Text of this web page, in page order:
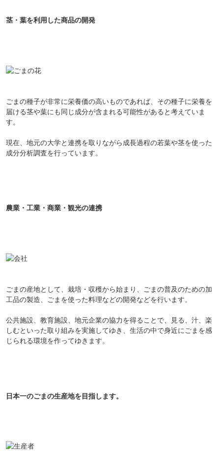
茎・葉を利用した商品の開発
ごまの種子が非常に栄養価の高いものであれば、その種子に栄養を
届ける茎や葉にも同じ成分が含まれる可能性があると考えていま
す。
現在、地元の大学と連携を取りながら成長過程の若葉や茎を使った
成分分析調査を行っています。
農業・工業・商業・観光の連携
ごまの産地として、栽培・収穫から始まり、ごまの普及のための加
工品の製造、ごまを使った料理などの開発などを行います。
公共施設、教育施設、地元企業の協力を得ることで、見る、汁、楽
しむといった取り組みを実施してゆき、生活の中で身近にごまを感
じられる環境を作ってゆきます。
日本一のごまの生産地を目指します。